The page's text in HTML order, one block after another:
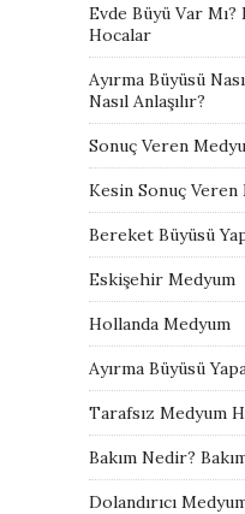
Evde Büyü Var
Hocalar
Ayırma Büyüsü
Nasıl Anlaşılır?
Sonuç Veren
Kesin Sonuç
Bereket Büyüsü
Eskişehir Medyum
Hollanda Medyum
Ayırma Büyüsü
Tarafsız Medyum
Bakım Nedir?
Dolandırıcı